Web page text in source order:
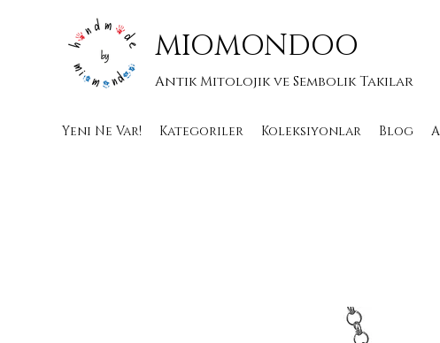
MIOMONDOO
Antik Mitolojik ve Sembolik Takılar
Yeni Ne Var! Kategoriler Koleksiyonlar Blog